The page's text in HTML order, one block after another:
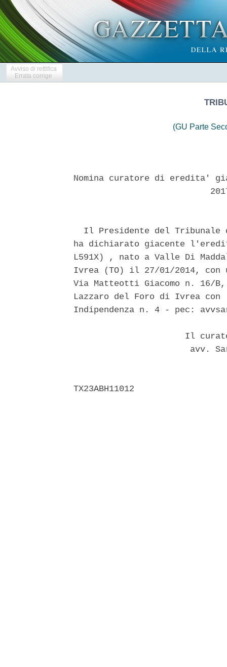
Avviso di rettifica
Errata corrige
(GU Parte
Nomina curatore di eredita'
Il Presidente del Tribunale
ha dichiarato giacente
L591X) , nato a Valle Di
Ivrea (TO) il 27/01/2014, con
Via Matteotti Giacomo n. 16/
Lazzaro del Foro di Ivrea
Indipendenza n. 4 - pec:
Il
avv.